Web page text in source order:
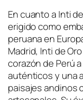
En cuanto a Inti
erigido como
peruana en
Madrid, Inti de
corazón de Perú
auténticos y una
paisajes andinos